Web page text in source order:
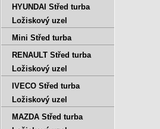
HYUNDAI Střed turba
Ložiskový uzel
Mini Střed turba
RENAULT Střed turba
Ložiskový uzel
IVECO Střed turba
Ložiskový uzel
MAZDA Střed turba